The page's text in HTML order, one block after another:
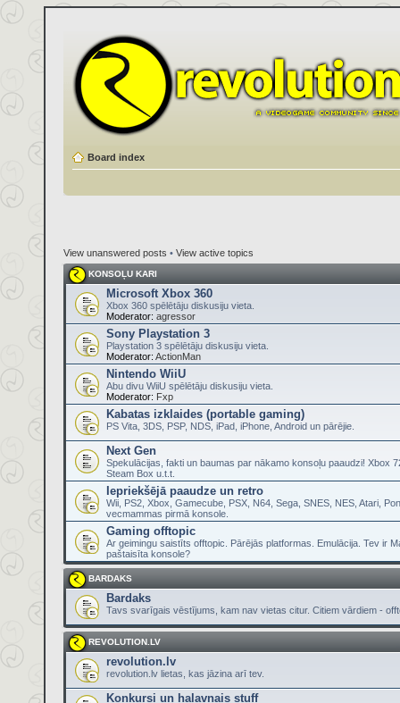
Board index
View unanswered posts • View active topics
KONSOĻU KARI
Microsoft Xbox 360
Xbox 360 spēlētāju diskusiju vieta.
Moderator: agressor
Sony Playstation 3
Playstation 3 spēlētāju diskusiju vieta.
Moderator: ActionMan
Nintendo WiiU
Abu divu WiiU spēlētāju diskusiju vieta.
Moderator: Fxp
Kabatas izklaides (portable gaming)
PS Vita, 3DS, PSP, NDS, iPad, iPhone, Android un pārējie.
Next Gen
Spekulācijas, fakti un baumas par nākamo konsoļu paaudzi! Xbox
Steam Box u.t.t.
Iepriekšējā paaudze un retro
Wii, PS2, Xbox, Gamecube, PSX, N64, Sega, SNES, NES, Atari,
vecmammas pirmā konsole.
Gaming offtopic
Ar geimingu saistīts offtopic. Pārējās platformas. Emulācija. Tev ir
paštaisīta konsole?
BARDAKS
Bardaks
Tavs svarīgais vēstījums, kam nav vietas citur. Citiem vārdiem -
REVOLUTION.LV
revolution.lv
revolution.lv lietas, kas jāzina arī tev.
Konkursi un haļavnais stuff